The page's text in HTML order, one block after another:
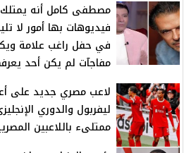
مصطفى كامل أنه يمتلك
فيديوهات بها أمور لا
في حفل راغب علامة
مفاجآت لم يكن أحد
لاعب مصري جديد على
ليفربول والدوري
ممتلىء باللاعبين